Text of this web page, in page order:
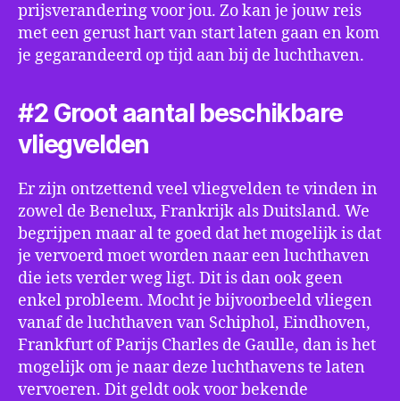
prijsverandering voor jou. Zo kan je jouw reis
met een gerust hart van start laten gaan en kom
je gegarandeerd op tijd aan bij de luchthaven.
#2 Groot aantal beschikbare
vliegvelden
Er zijn ontzettend veel vliegvelden te vinden in
zowel de Benelux, Frankrijk als Duitsland. We
begrijpen maar al te goed dat het mogelijk is dat
je vervoerd moet worden naar een luchthaven
die iets verder weg ligt. Dit is dan ook geen
enkel probleem. Mocht je bijvoorbeeld vliegen
vanaf de luchthaven van Schiphol, Eindhoven,
Frankfurt of Parijs Charles de Gaulle, dan is het
mogelijk om je naar deze luchthavens te laten
vervoeren. Dit geldt ook voor bekende